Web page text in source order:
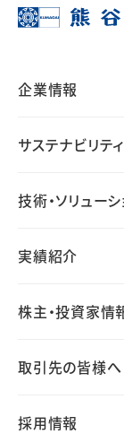
企業情報
サステナビリティ
技術・ソリューシ
実績紹介
株主・投資家情
取引先の皆様へ
採用情報